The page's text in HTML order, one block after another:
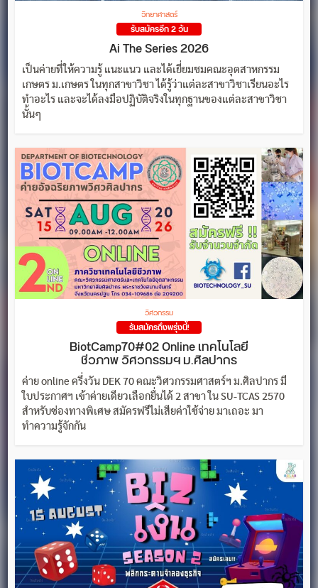
วิทยาศาสตร์
รับสมัครอีก 2 วัน
Ai The Series 2026
เป็นค่ายที่ให้ความรู้ แนะแนว และได้เยี่ยมชมคณะอุตสาหกรรม
เกษตร ม.เกษตร ในทุกสาขาวิชา ได้รู้ว่าแต่ละสาขาวิชาเรียนอะไร
ทำอะไร และจะได้ลงมือปฏิบัติจริงในทุกฐานของแต่ละสาขาวิชา
นั้นๆ
วิศวกรรม
รับสมัครถึงพรุ่งนี้!
BiotCamp70#02 Online เทคโนโลยี
ชีวภาพ วิศวกรรมฯ ม.ศิลปากร
ค่าย online ครึ่งวัน DEK 70 คณะวิศวกรรมศาสตร์ฯ ม.ศิลปากร มี
ใบประกาศฯ เข้าค่ายเดียวเลือกยื่นได้ 2 สาขา ใน SU-TCAS 2570
สำหรับช่องทางพิเศษ สมัครฟรีไม่เสียค่าใช้จ่าย มาเถอะ มา
ทำความรู้จักกัน